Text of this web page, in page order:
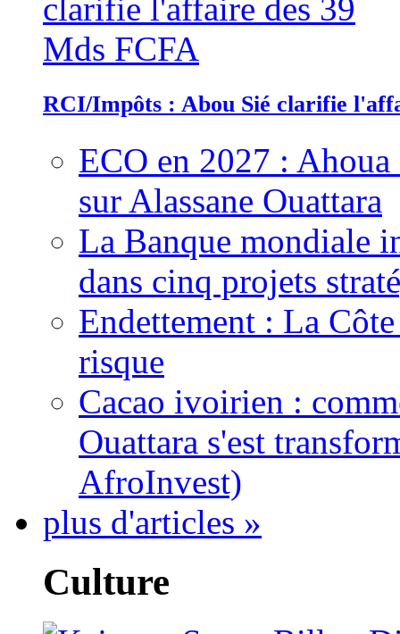
RCI/Impôts : Abou Sié clarifie
ECO en 2027 :
sur Alassane Ouattara
La Banque mondiale
dans cinq projets
Endettement : La
risque
Cacao ivoirien :
Ouattara s'est
AfroInvest)
plus d'articles »
Culture